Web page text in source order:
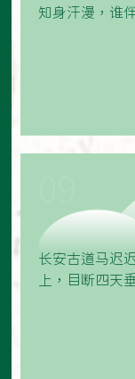
知身汗漫，谁
长安古道马迟
上，目断四天